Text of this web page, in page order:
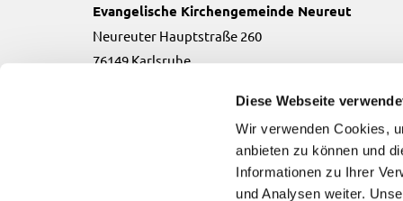
Diese Webseite
Wir verwenden Cookies,
anbieten zu können und
Informationen zu Ihrer
und Analysen weiter.
Evangelische Kirchengemeinde Neureut
Neureuter Hauptstraße 260
76149 Karlsruhe
neureut(at)kbz.ekiba.de